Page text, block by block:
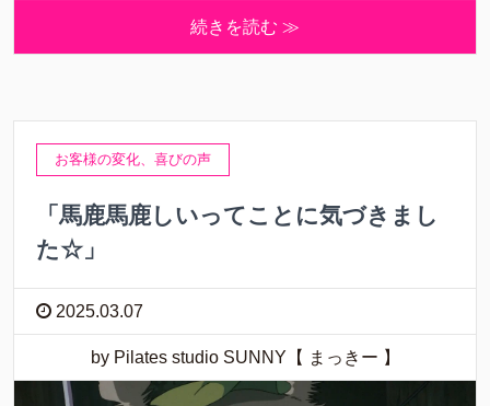
続きを読む ≫
お客様の変化、喜びの声
「馬鹿馬鹿しいってことに気づきまし
た☆」
2025.03.07
by Pilates studio SUNNY【 まっきー 】